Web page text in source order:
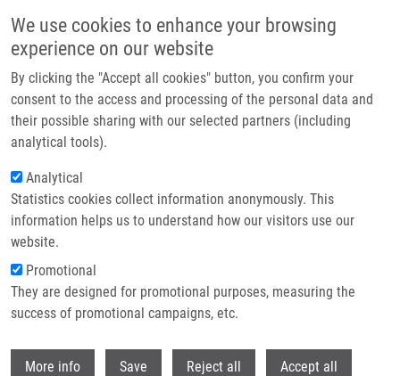
We use cookies to enhance your browsing
experience on our website
By clicking the "Accept all cookies" button, you confirm your
consent to the access and processing of the personal data and
their possible sharing with our selected partners (including
analytical tools).
Analytical
Statistics cookies collect information anonymously. This
information helps us to understand how our visitors use our
website.
Promotional
They are designed for promotional purposes, measuring the
success of promotional campaigns, etc.
More info Save Reject all Accept all
Header image
Drobečková navigace
Domů Bečica Čestmír
Bečica Čestmír